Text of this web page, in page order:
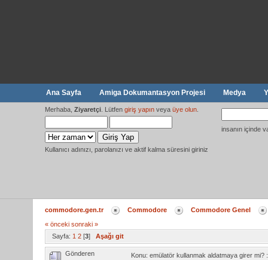
Ana Sayfa Amiga Dokumantasyon Projesi Medya
Merhaba, Ziyaretçi . Lütfen giriş yapın veya üye olun
Kullanıcı adınızı, parolanızı ve aktif kalma süresini giriniz
insanın içinde
commodore.gen.tr Commodore
Commodore Genel
« önceki sonraki »
Sayfa: 1 2 [3] Aşağı git
Gönderen Konu: emülatör kullanmak aldatmaya girer